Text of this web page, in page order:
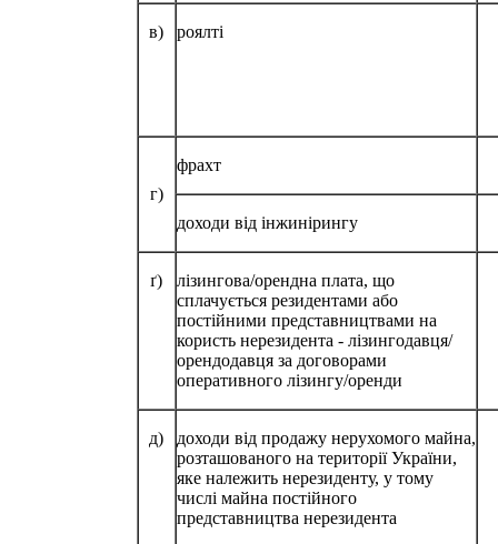
в) роялті
г)
фрахт
доходи від інжинірингу
ґ)
лізингова/орендна плата, що
сплачується резидентами або
постійними представництвами на
користь нерезидента - лізингодавця/
орендодавця за договорами
оперативного лізингу/оренди
д)
доходи від продажу нерухомого майна,
розташованого на території України,
яке належить нерезиденту, у тому
числі майна постійного
представництва нерезидента